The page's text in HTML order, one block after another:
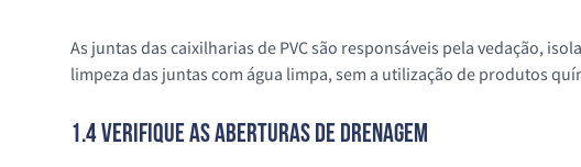
As juntas das caixilharias de PVC são responsáveis pela vedação,
limpeza das juntas com água limpa, sem a utilização de produtos
1.4 Verifique as Aberturas de Drenagem